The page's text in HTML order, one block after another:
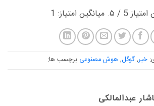
امتیاز5 / ۵. میانگین امتیاز: 1
خبر,گوگل, هوش مصنوعی برچسب ها:
عبدالمالکی